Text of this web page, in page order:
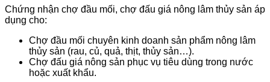
Chứng nhận chợ đầu mối, chợ đấu giá nông lâm thủy sản áp
dụng cho:
Chợ đầu mối chuyên kinh doanh sản phẩm nông lâm
thủy sản (rau, củ, quả, thịt, thủy sản…).
Chợ đấu giá nông sản phục vụ tiêu dùng trong nước
hoặc xuất khẩu.